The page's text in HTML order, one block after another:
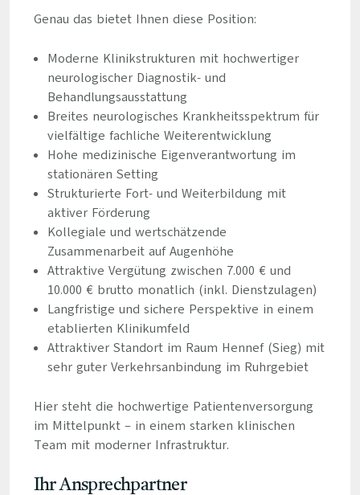
Genau das bietet Ihnen diese Position:
Moderne Klinikstrukturen mit hochwertiger
neurologischer Diagnostik- und
Behandlungsausstattung
Breites neurologisches Krankheitsspektrum für
vielfältige fachliche Weiterentwicklung
Hohe medizinische Eigenverantwortung im
stationären Setting
Strukturierte Fort- und Weiterbildung mit
aktiver Förderung
Kollegiale und wertschätzende
Zusammenarbeit auf Augenhöhe
Attraktive Vergütung zwischen 7.000 € und
10.000 € brutto monatlich (inkl. Dienstzulagen)
Langfristige und sichere Perspektive in einem
etablierten Klinikumfeld
Attraktiver Standort im Raum Hennef (Sieg) mit
sehr guter Verkehrsanbindung im Ruhrgebiet
Hier steht die hochwertige Patientenversorgung
im Mittelpunkt – in einem starken klinischen
Team mit moderner Infrastruktur.
Ihr Ansprechpartner